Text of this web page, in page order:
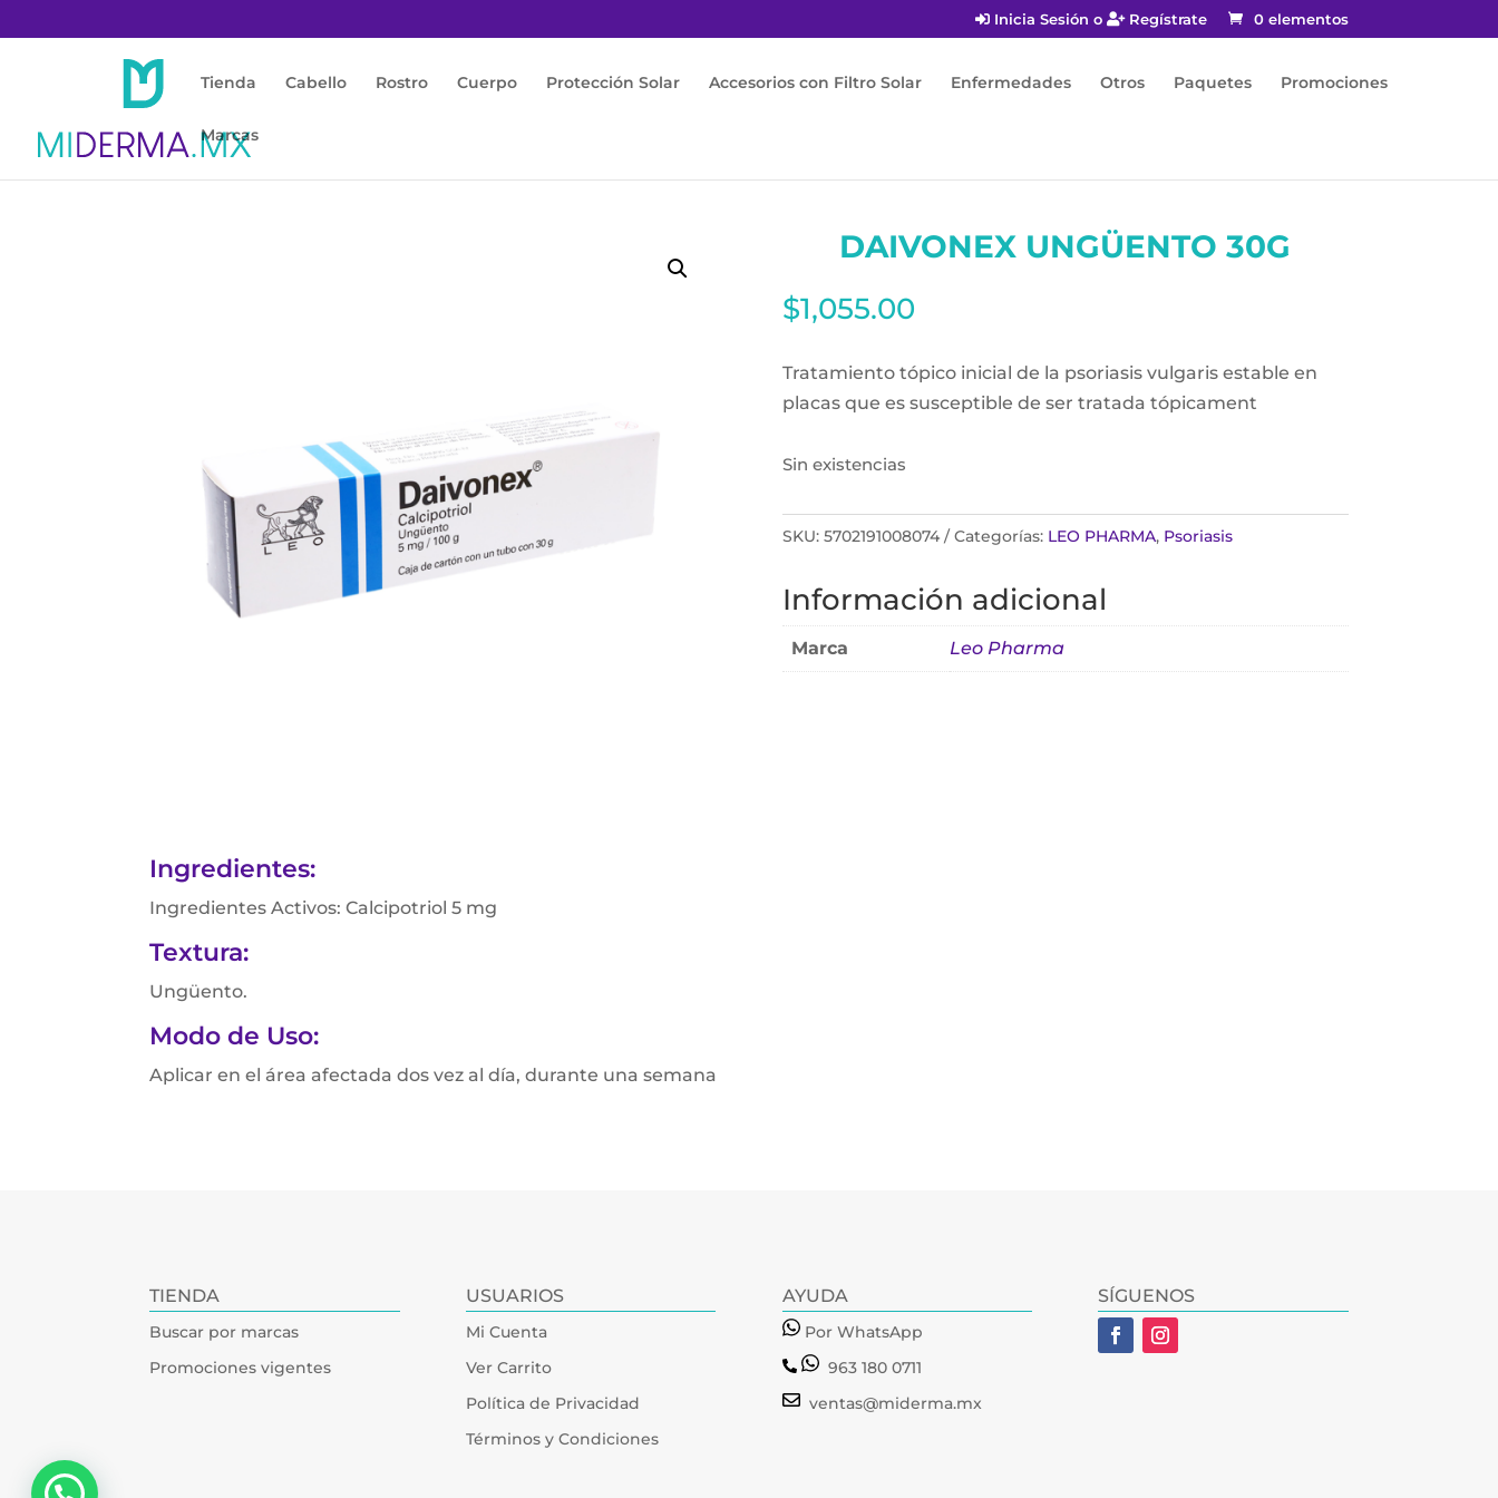
Inicia Sesión o Regístrate 0 elementos
Tienda Cabello Rostro Cuerpo Protección Solar Accesorios con Filtro Solar Enfermedades Otros Paquetes Promociones
Marcas
DAIVONEX UNGÜENTO 30G
$1,055.00
Tratamiento tópico inicial de la psoriasis vulgaris estable en
placas que es susceptible de ser tratada tópicament
Sin existencias
SKU: 5702191008074 Categorías: LEO PHARMA, Psoriasis
Información adicional
Marca Leo Pharma
Ingredientes:
Ingredientes Activos: Calcipotriol 5 mg
Textura:
Ungüento.
Modo de Uso:
Aplicar en el área afectada dos vez al día, durante una semana
TIENDA
Buscar por marcas
Promociones vigentes
USUARIOS
Mi Cuenta
Ver Carrito
Política de Privacidad
Términos y Condiciones
AYUDA
Por WhatsApp
963 180 0711
ventas@miderma.mx
SÍGUENOS